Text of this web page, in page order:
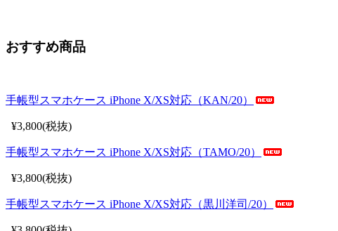
おすすめ商品
手帳型スマホケース iPhone X/XS対応（KAN/20）
¥3,800(税抜)
手帳型スマホケース iPhone X/XS対応（TAMO/20）
¥3,800(税抜)
手帳型スマホケース iPhone X/XS対応（黒川洋司/20）